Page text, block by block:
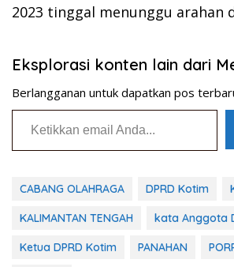
2023 tinggal menunggu arahan
Eksplorasi konten lain dari
Berlangganan untuk dapatkan pos
Ketikkan email Anda...
CABANG OLAHRAGA DPRD Kotim
KALIMANTAN TENGAH kata Anggota
Ketua DPRD Kotim PANAHAN